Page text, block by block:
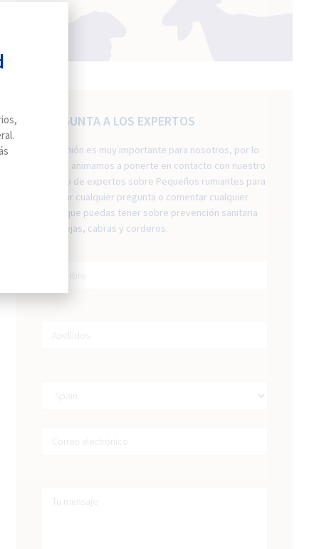
PREGUNTA A LOS EXPERTOS
Tu opinión es muy importante para nosotros, por lo
que te animamos a ponerte en contacto con nuestro
equipo de expertos sobre Pequeños rumiantes para
realizar cualquier pregunta o comentar cualquier
duda que puedas tener sobre prevención sanitaria
en ovejas, cabras y corderos.
en